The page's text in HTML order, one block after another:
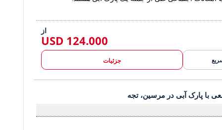
از
124.000 USD
جزئیات
با پارک آبی در مرسین، تجه 2
با پارک آبی در مرسین، تجه